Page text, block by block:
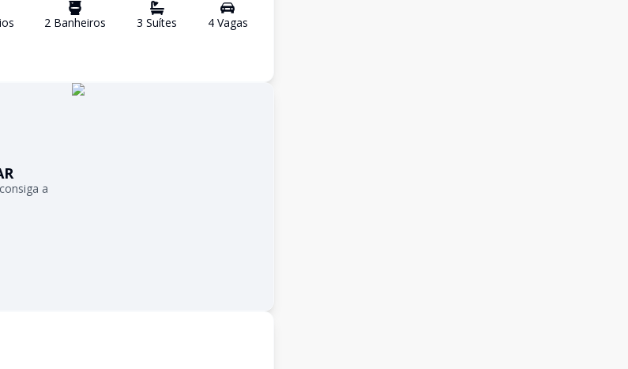
s 2 Banheiros 3 Suítes 4Vagas
a